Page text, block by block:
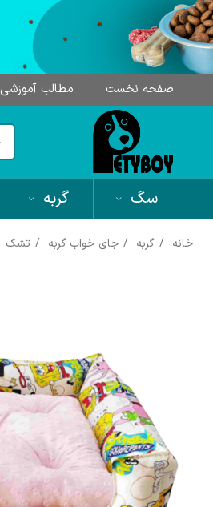
صفحه نخست مطالب آموزشی
سگ گربه
خانه گربه جای خواب گربه تشک